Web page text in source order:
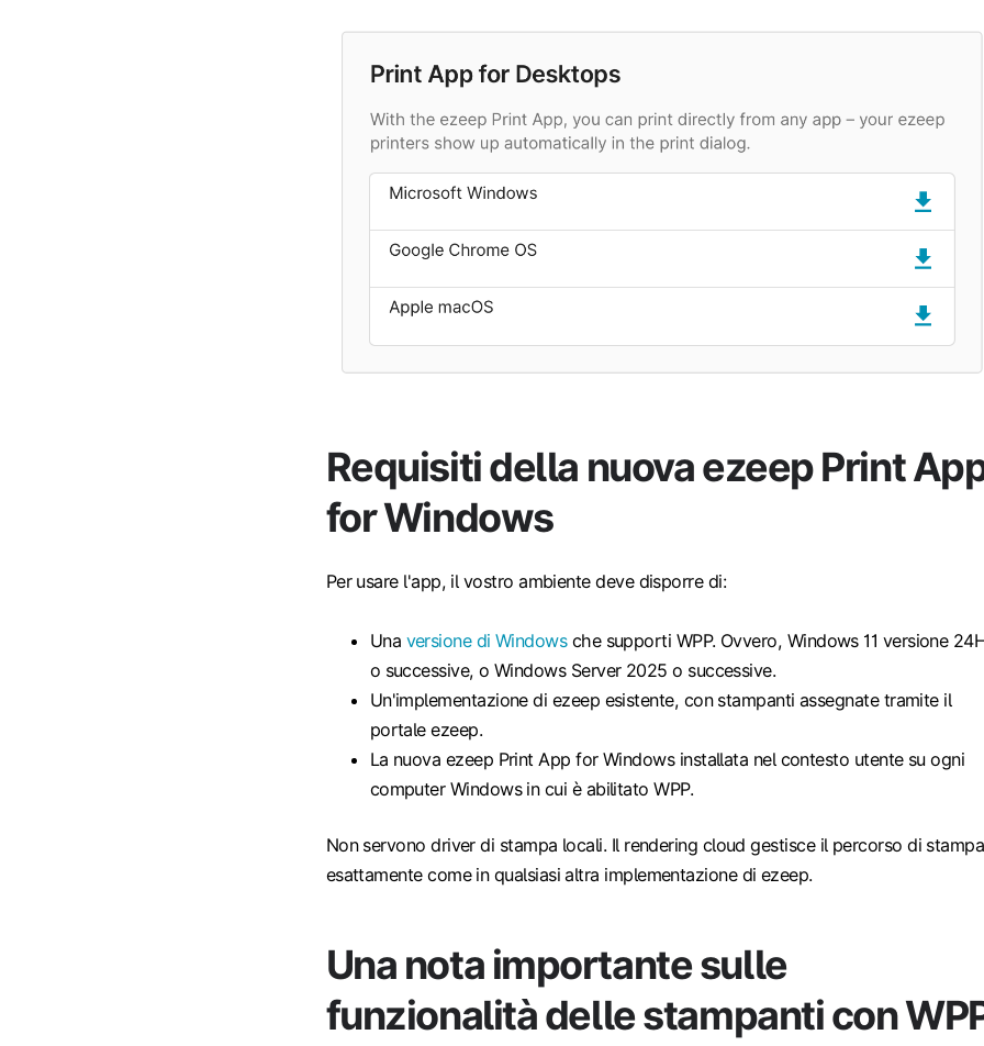
Requisiti della nuova ezeep Print
for Windows
Per usare l'app, il vostro ambiente deve disporre di:
Una versione di Windowsche supporti WPP. Ovvero, Windows 11 versione
o successive, o Windows Server 2025 o successive.
Un'implementazione di ezeep esistente, con stampanti assegnate tramite il
portale ezeep.
La nuova ezeep Print App for Windows installata nel contesto utente su ogni
computer Windows in cui è abilitato WPP.
Non servono driver di stampa locali. Il rendering cloud gestisce il percorso di stampa
esattamente come in qualsiasi altra implementazione di ezeep.
Una nota importante sulle
funzionalità delle stampanti con